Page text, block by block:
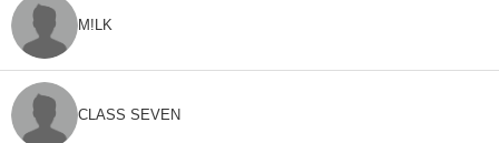
M!LK
CLASS SEVEN